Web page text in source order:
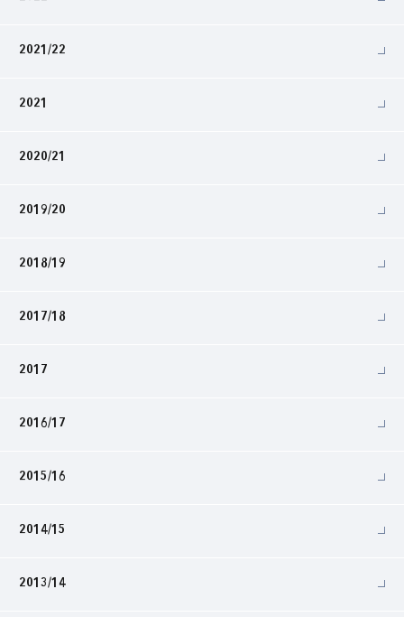
2021/22
2021
2020/21
2019/20
2018/19
2017/18
2017
2016/17
2015/16
2014/15
2013/14